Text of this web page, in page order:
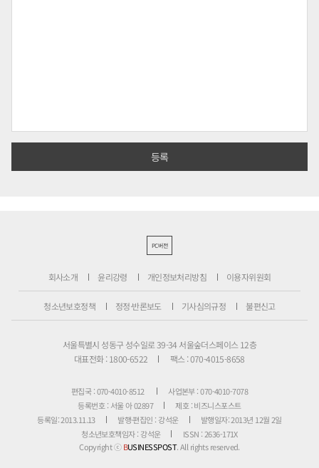
PC버전
회사소개 윤리강령 개인정보처리방침 이용자위원회
청소년보호정책 정정·반론보도 기사심의규정 불편신고
서울특별시 성동구 성수일로 39-34 서울숲더스페이스 12층
대표전화 : 1800-6522
팩스 : 070-4015-8658
편집국 : 070-4010-8512
사업본부 : 070-4010-7078
등록번호 : 서울 아 02897
제호 : 비즈니스포스트
등록일: 2013.11.13
발행·편집인 : 강석운
발행일자: 2013년 12월 2일
청소년보호책임자 : 강석운
ISSN : 2636-171X
Copyright ⓒBUSINESSPOST. All rights reserved.